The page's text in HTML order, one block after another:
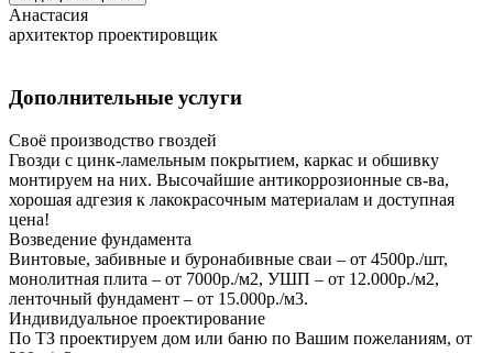
Анастасия
архитектор проектировщик
Дополнительные услуги
Своё производство гвоздей
Гвозди с цинк-ламельным покрытием, каркас и обшивку
монтируем на них. Высочайшие антикоррозионные св-ва,
хорошая адгезия к лакокрасочным материалам и доступная
цена!
Возведение фундамента
Винтовые, забивные и буронабивные сваи – от 4500р./шт,
монолитная плита – от 7000р./м2, УШП – от 12.000р./м2,
ленточный фундамент – от 15.000р./м3.
Индивидуальное проектирование
По ТЗ проектируем дом или баню по Вашим пожеланиям, от